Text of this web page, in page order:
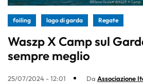
foiling lago di garda Regate
Waszp X Camp sul
sempre meglio
25/07/2024 - 12:01 Da Associazione